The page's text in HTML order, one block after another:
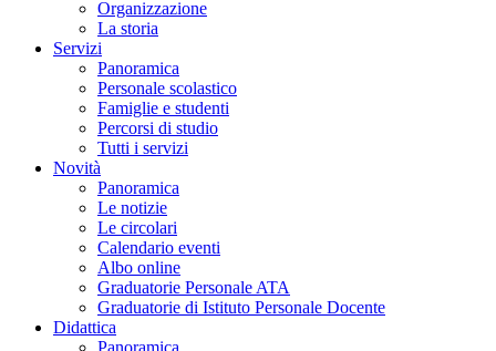
Organizzazione
La storia
Servizi
Panoramica
Personale scolastico
Famiglie e studenti
Percorsi di studio
Tutti i servizi
Novità
Panoramica
Le notizie
Le circolari
Calendario eventi
Albo online
Graduatorie Personale ATA
Graduatorie di Istituto Personale Docente
Didattica
Panoramica